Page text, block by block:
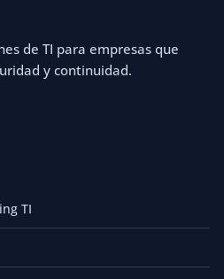
de TI para empresas que
y continuidad.
TI